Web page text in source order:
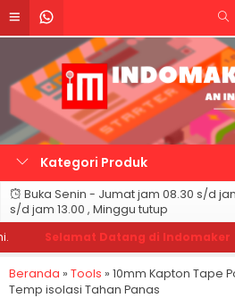
Kategori Produk
Buka Senin - Jumat jam 08.30 s/d
s/d jam 13.00 , Minggu tutup
Selamat Datang di Indomaker ❯
Beranda » Tools » 10mm Kapton Tape
Temp isolasi Tahan Panas